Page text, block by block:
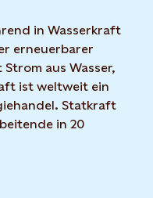
in Wasserkraft
erneuerbarer
aus Wasser,
ist weltweit ein
Statkraft
in 20